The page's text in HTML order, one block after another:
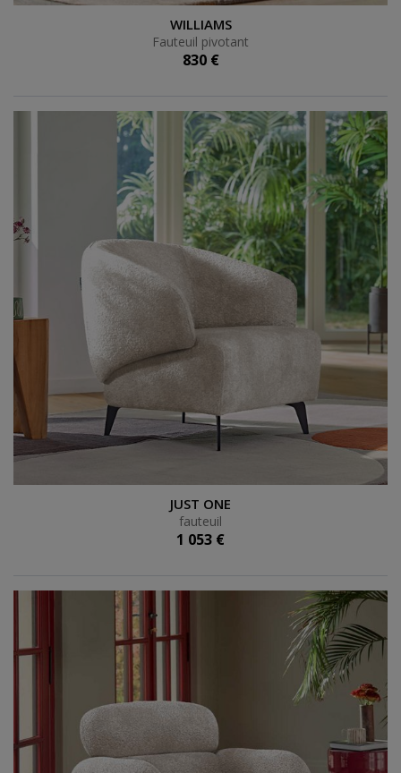
WILLIAMS
Fauteuil pivotant
830 €
JUST ONE
fauteuil
1 053 €